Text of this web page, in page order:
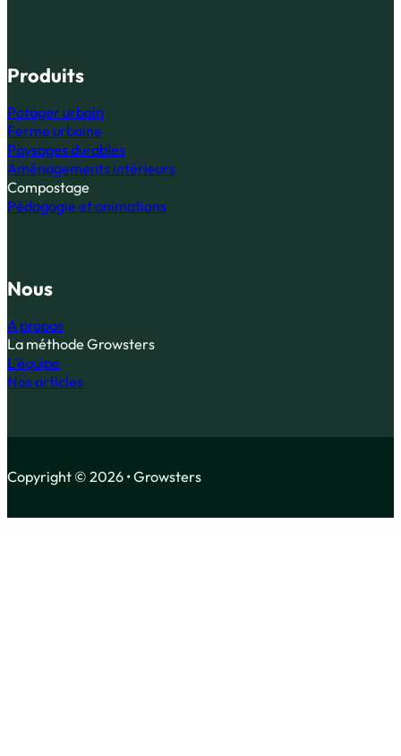
Produits
Potager urbain
Ferme urbaine
Paysages durables
Aménagements intérieurs
Compostage
Pédagogie et animations
Nous
A propos
La méthode Growsters
L'équipe
Nos articles
Copyright © 2026 • Growsters